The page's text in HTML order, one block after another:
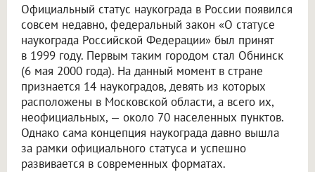
Официальный статус наукограда в России появился
совсем недавно, федеральный закон «О статусе
наукограда Российской Федерации» был принят
в 1999 году. Первым таким городом стал Обнинск
(6 мая 2000 года). На данный момент в стране
признается 14 наукоградов, девять из которых
расположены в Московской области, а всего их,
неофициальных, — около 70 населенных пунктов.
Однако сама концепция наукограда давно вышла
за рамки официального статуса и успешно
развивается в современных форматах.